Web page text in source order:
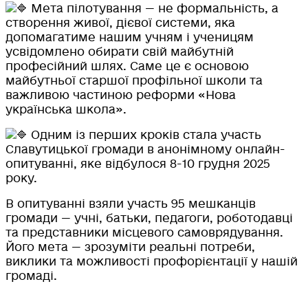
Мета пілотування — не формальність, а
створення живої, дієвої системи, яка
допомагатиме нашим учням і ученицям
усвідомлено обирати свій майбутній
професійний шлях. Саме це є основою
майбутньої старшої профільної школи та
важливою частиною реформи «Нова
українська школа».
Одним із перших кроків стала участь
Славутицької громади в анонімному онлайн-
опитуванні, яке відбулося 8-10 грудня 2025
року.
В опитуванні взяли участь 95 мешканців
громади — учні, батьки, педагоги, роботодавці
та представники місцевого самоврядування.
Його мета — зрозуміти реальні потреби,
виклики та можливості профорієнтації у нашій
громаді.